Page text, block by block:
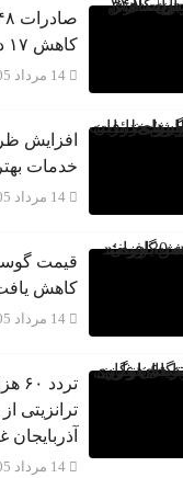
‌کاهش ۱۷ درصدی واردات
14 مرداد 1405
افزایش
خدمات
14 مرداد 1405
کاهش
14 مرداد 1405
ترانزیتی
آذربایجان
14 مرداد 1405